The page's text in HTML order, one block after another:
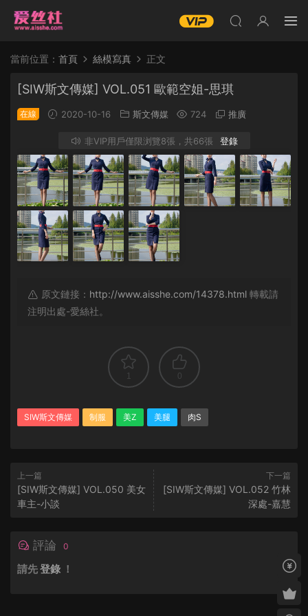
當前位置： 首頁 絲模寫真 正文
[SIW斯文傳媒] VOL.051 歐範空姐-思琪
在線 2020-10-16 斯文傳媒 724 推廣
非VIP用戶僅限浏覽8張，共66張 登錄
原文鏈接： http://www.aisshe.com/14378.html 轉載請
注明出處-愛絲社。
1 0
SIW斯文傳媒 制服 美Z 美腿 肉S
上一篇
[SIW斯文傳媒] VOL.050 美女
車主-小談
下一篇
[SIW斯文傳媒] VOL.052 竹林
深處-嘉慧
評論 0
請先登錄 ！